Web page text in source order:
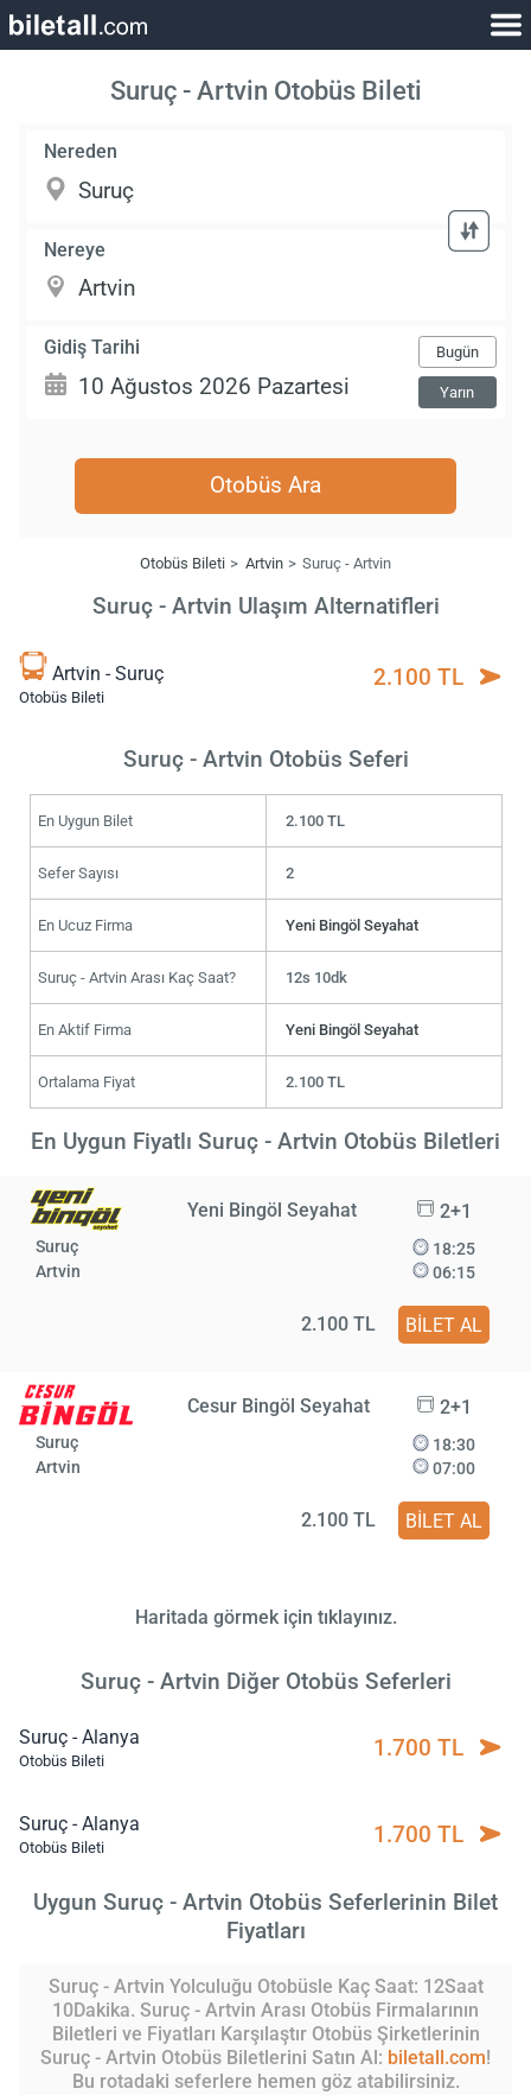
Suruç - Artvin Otobüs Bileti
Nereden
Nereye
Gidiş Tarihi Bugün
Yarın
Otobüs Ara
Otobüs Bileti Artvin Suruç - Artvin
Suruç - Artvin Ulaşım Alternatifleri
Artvin - Suruç
Otobüs Bileti
2.100 TL
Suruç - Artvin Otobüs Seferi
En Uygun Bilet 2.100 TL
Sefer Sayısı 2
En Ucuz Firma Yeni Bingöl Seyahat
Suruç - Artvin Arası Kaç Saat? 12s 10dk
En Aktif Firma Yeni Bingöl Seyahat
Ortalama Fiyat 2.100 TL
En Uygun Fiyatlı Suruç - Artvin Otobüs Biletleri
Yeni Bingöl Seyahat 2+1
Suruç
Artvin
18:25
06:15
2.100 TL BİLET AL
Cesur Bingöl Seyahat 2+1
Suruç
Artvin
18:30
07:00
2.100 TL BİLET AL
Haritada görmek için tıklayınız.
Suruç - Artvin Diğer Otobüs Seferleri
Suruç - Alanya
Otobüs Bileti 1.700 TL
Suruç - Alanya
Otobüs Bileti 1.700 TL
Uygun Suruç - Artvin Otobüs Seferlerinin Bilet
Fiyatları
Suruç - Artvin Yolculuğu Otobüsle Kaç Saat: 12Saat
10Dakika. Suruç - Artvin Arası Otobüs Firmalarının
Biletleri ve Fiyatları Karşılaştır Otobüs Şirketlerinin
Suruç - Artvin Otobüs Biletlerini Satın Al: biletall.com!
Bu rotadaki seferlere hemen göz atabilirsiniz.